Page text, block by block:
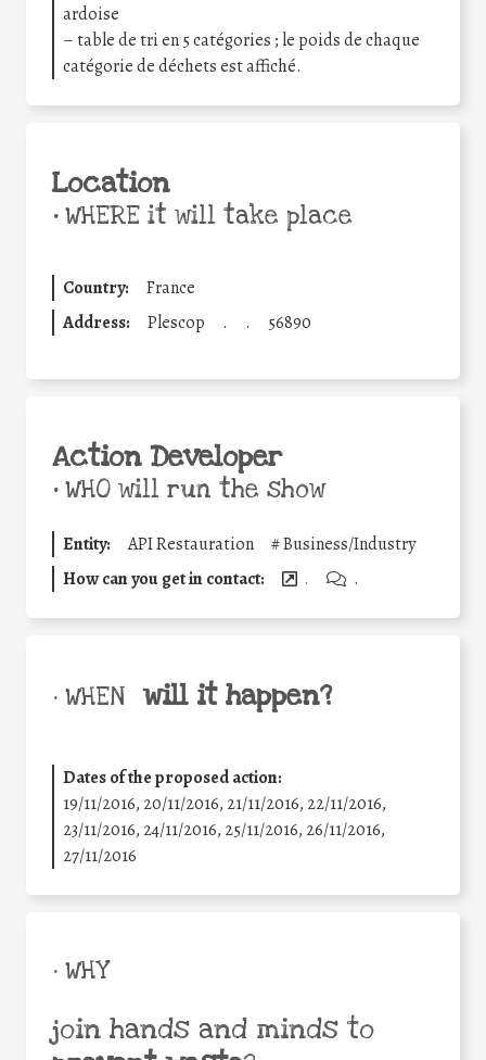
ardoise
– table de tri en 5 catégories ; le poids de chaque
catégorie de déchets est affiché.
Location
•WHERE it will take place
Country:
France
Address:
Plescop . . 56890
Action Developer
•WHO will run the show
Entity: API Restauration #Business/Industry
How can you get in contact:
. .
• WHEN will it happen?
Dates of the proposed action:
19/11/2016, 20/11/2016, 21/11/2016, 22/11/2016,
23/11/2016, 24/11/2016, 25/11/2016, 26/11/2016,
27/11/2016
• WHY
join hands and minds to